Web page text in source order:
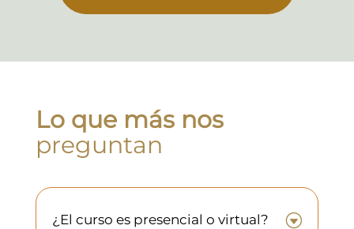
Lo que más nos
preguntan
¿El curso es presencial o virtual? G